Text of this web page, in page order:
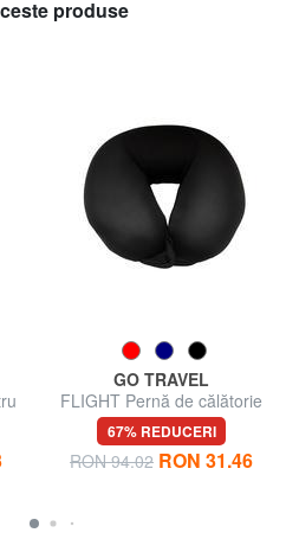
produse
GO TRAVEL
FLIGHT Pernă de călătorie
67% REDUCERI
RON 94.02 RON 31.46